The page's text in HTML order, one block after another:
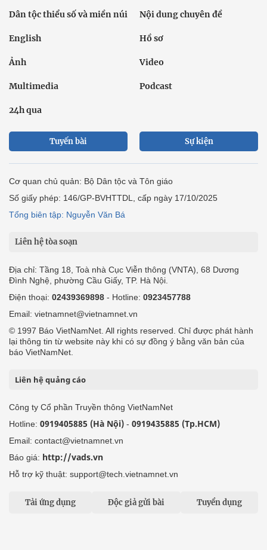
Dân tộc thiểu số và miền núi Nội dung chuyên đề
English Hồ sơ
Ảnh Video
Multimedia Podcast
24h qua
Tuyến bài Sự kiện
Cơ quan chủ quản: Bộ Dân tộc và Tôn giáo
Số giấy phép: 146/GP-BVHTTDL, cấp ngày 17/10/2025
Tổng biên tập: Nguyễn Văn Bá
Liên hệ tòa soạn
Địa chỉ: Tầng 18, Toà nhà Cục Viễn thông (VNTA), 68 Dương
Đình Nghệ, phường Cầu Giấy, TP. Hà Nội.
Điện thoại: 02439369898 - Hotline: 0923457788
Email: vietnamnet@vietnamnet.vn
© 1997 Báo VietNamNet. All rights reserved. Chỉ được phát hành
lại thông tin từ website này khi có sự đồng ý bằng văn bản của
báo VietNamNet.
Liên hệ quảng cáo
Công ty Cổ phần Truyền thông VietNamNet
Hotline: 0919405885 (Hà Nội) - 0919435885 (Tp.HCM)
Email: contact@vietnamnet.vn
Báo giá: http://vads.vn
Hỗ trợ kỹ thuật: support@tech.vietnamnet.vn
Tải ứng dụng Độc giả gửi bài Tuyển dụng